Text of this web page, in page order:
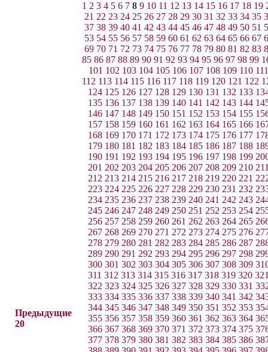
Предыдущие
20
1 2 3 4 5 6 7 8 9 10 11 12 13 14 15 16 17 18 19
21 22 23 24 25 26 27 28 29 30 31 32 33 34 35
37 38 39 40 41 42 43 44 45 46 47 48 49 50 51
53 54 55 56 57 58 59 60 61 62 63 64 65 66 67
69 70 71 72 73 74 75 76 77 78 79 80 81 82 83
85 86 87 88 89 90 91 92 93 94 95 96 97 98 99
101 102 103 104 105 106 107 108 109 110 111
112 113 114 115 116 117 118 119 120 121 122
124 125 126 127 128 129 130 131 132 133
135 136 137 138 139 140 141 142 143 144
146 147 148 149 150 151 152 153 154 155
157 158 159 160 161 162 163 164 165 166
168 169 170 171 172 173 174 175 176 177
179 180 181 182 183 184 185 186 187 188
190 191 192 193 194 195 196 197 198 199
201 202 203 204 205 206 207 208 209 210
212 213 214 215 216 217 218 219 220 221
223 224 225 226 227 228 229 230 231 232
234 235 236 237 238 239 240 241 242 243
245 246 247 248 249 250 251 252 253 254
256 257 258 259 260 261 262 263 264 265
267 268 269 270 271 272 273 274 275 276
278 279 280 281 282 283 284 285 286 287
289 290 291 292 293 294 295 296 297 298
300 301 302 303 304 305 306 307 308 309
311 312 313 314 315 316 317 318 319 320
322 323 324 325 326 327 328 329 330 331
333 334 335 336 337 338 339 340 341 342
344 345 346 347 348 349 350 351 352 353
355 356 357 358 359 360 361 362 363 364
366 367 368 369 370 371 372 373 374 375
377 378 379 380 381 382 383 384 385 386